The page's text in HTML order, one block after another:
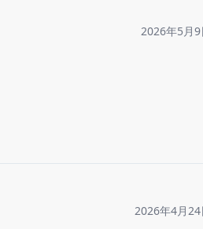
2026年5月9
2026年4月24